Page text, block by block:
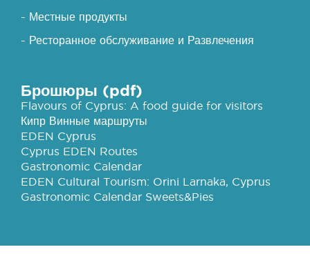
- Местные продукты
- Ресторанное обслуживание и Развлечения
Брошюры (pdf)
Flavours of Cyprus: A food guide for visitors
Кипр Винные маршруты
EDEN Cyprus
Cyprus EDEN Routes
Gastronomic Calendar
EDEN Cultural Tourism: Orini Larnaka, Cyprus
Gastronomic Calendar Sweets&Pies